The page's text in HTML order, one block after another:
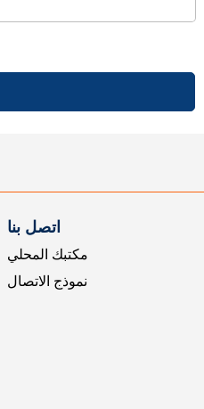
اتصل بنا
مكتبك المحلي
نموذج الاتصال